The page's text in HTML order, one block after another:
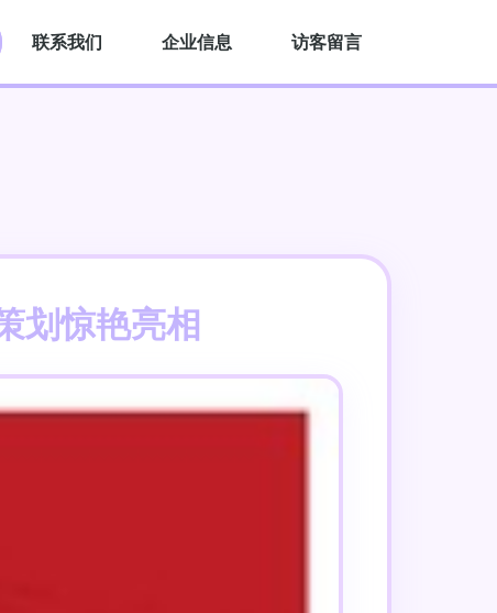
联系我们 企业信息 访客留言
划惊艳亮相